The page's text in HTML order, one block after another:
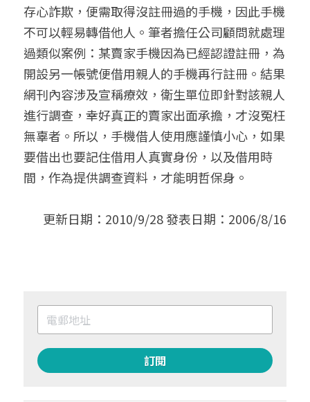
存心詐欺，便需取得沒註冊過的手機，因此手機
不可以輕易轉借他人。筆者擔任公司顧問就處理
過類似案例：某賣家手機因為已經認證註冊，為
開設另一帳號便借用親人的手機再行註冊。結果
網刊內容涉及宣稱療效，衛生單位即針對該親人
進行調查，幸好真正的賣家出面承擔，才沒冤枉
無辜者。所以，手機借人使用應謹慎小心，如果
要借出也要記住借用人真實身份，以及借用時
間，作為提供調查資料，才能明哲保身。
更新日期：2010/9/28 發表日期：2006/8/16
訂閱